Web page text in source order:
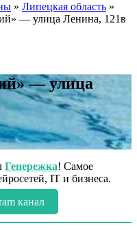
» Липецкая область »
— улица Ленина, 121в
— улица
Генережка! Самое
IT и бизнеса.
канал